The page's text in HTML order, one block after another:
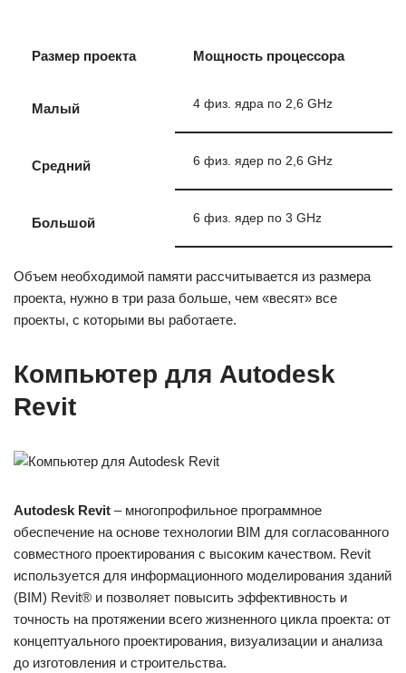
Размер проекта Мощность процессора
Малый 4 физ. ядра по 2,6 GHz
Средний 6 физ. ядер по 2,6 GHz
Большой 6 физ. ядер по 3 GHz
Объем необходимой памяти рассчитывается из размера
проекта, нужно в три раза больше, чем «весят» все
проекты, с которыми вы работаете.
Компьютер для Autodesk
Revit
Autodesk Revit – многопрофильное программное
обеспечение на основе технологии BIM для согласованного
совместного проектирования с высоким качеством. Revit
используется для информационного моделирования зданий
(BIM) Revit® и позволяет повысить эффективность и
точность на протяжении всего жизненного цикла проекта: от
концептуального проектирования, визуализации и анализа
до изготовления и строительства.